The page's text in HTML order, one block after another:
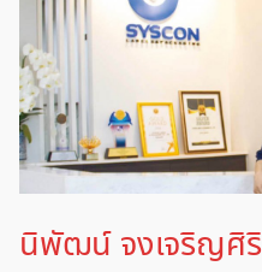
นิพัฒน์ จงเจริญศิริ